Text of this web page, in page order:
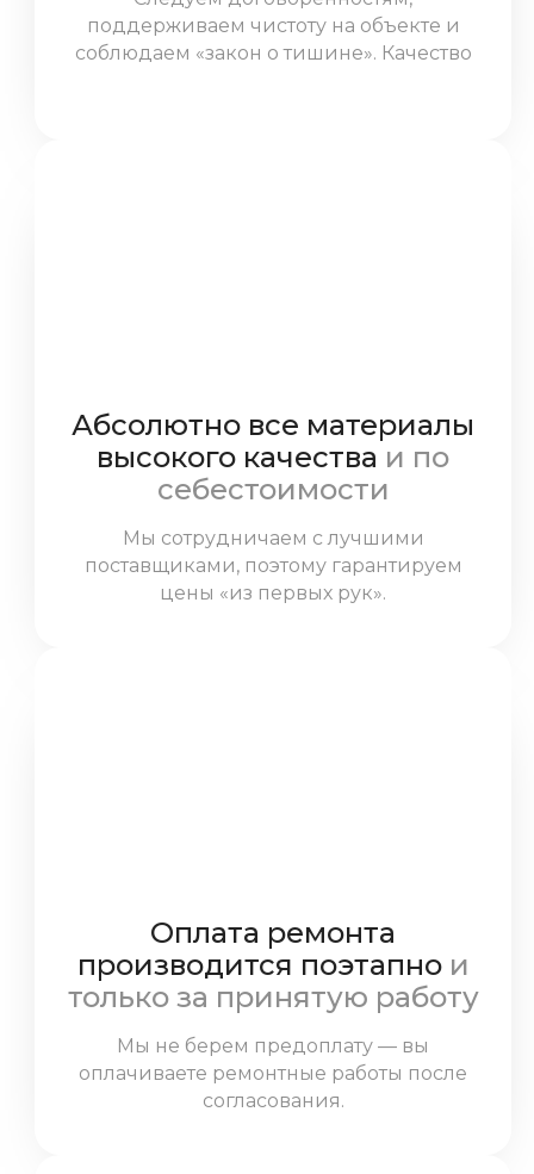
поддерживаем чистоту на объекте и
соблюдаем «закон о тишине». Качество
Абсолютно все материалы
высокого качества и по
себестоимости
Мы сотрудничаем с лучшими
поставщиками, поэтому гарантируем
цены «из первых рук».
Оплата ремонта
производится поэтапнои
только за принятую работу
Мы не берем предоплату — вы
оплачиваете ремонтные работы после
согласования.